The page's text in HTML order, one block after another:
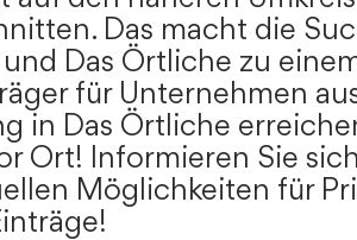
Das macht die
Das Örtliche zu
für Unternehmen
in Das Örtliche
Ort! Informieren Sie
Möglichkeiten für